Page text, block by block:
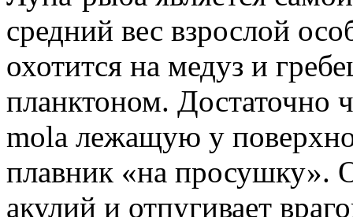
средний вес взрослой
охотится на медуз и
планктоном. Достаточно
molа лежащую у
плавник «на просушку».
акулий и отпугивает